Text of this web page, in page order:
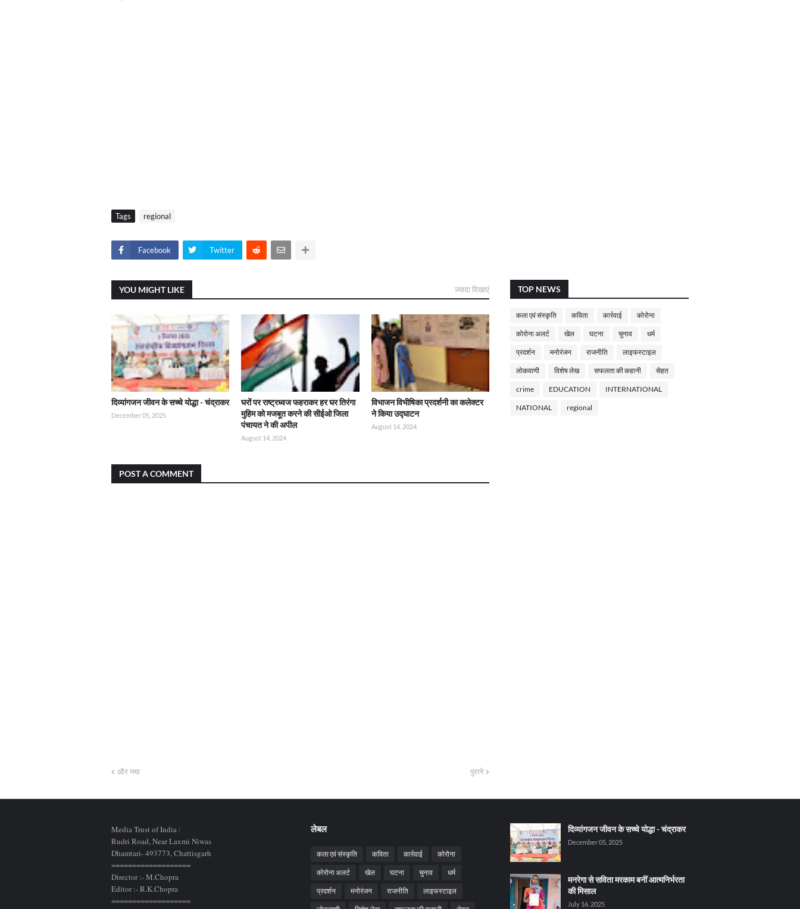
Tags regional
Facebook Twitter
YOU MIGHT LIKE ज़्यादा दिखाएं
दिव्यांगजन जीवन के सच्चे योद्धा - चंद्राकर
December 05, 2025
घरों पर राष्ट्रध्वज फहराकर हर घर तिरंगा
मुहिम को मजबूत करने की सीईओ जिला
पंचायत ने की अपील
August 14, 2024
विभाजन विभीषिका प्रदर्शनी का कलेक्टर
ने किया उद्घाटन
August 14, 2024
POST A COMMENT
और नया पुराने
TOP NEWS
कला एवं संस्कृति कविता कार्रवाई कोरोना
कोरोना अलर्ट खेल घटना चुनाव धर्म
प्रदर्शन मनोरंजन राजनीति लाइफस्टाइल
लोकवाणी विशेष लेख सफलता की कहानी सेहत
crime EDUCATION INTERNATIONAL
NATIONAL regional
Media Trust of India :
Rudri Road, Near Laxmi Niwas
Dhamtari- 493773,Chattisgarh
===================
Director :- M.Chopra
Editor :- R.K.Chopra
===================
लेबल
कला एवं संस्कृति कविता कार्रवाई कोरोना
कोरोना अलर्ट खेल घटना चुनाव धर्म
प्रदर्शन मनोरंजन राजनीति लाइफस्टाइल
दिव्यांगजन जीवन के सच्चे योद्धा - चंद्राकर
December 05, 2025
मनरेगा से सविता मरकाम बनीं आत्मनिर्भरता
की मिसाल
July 16, 2025